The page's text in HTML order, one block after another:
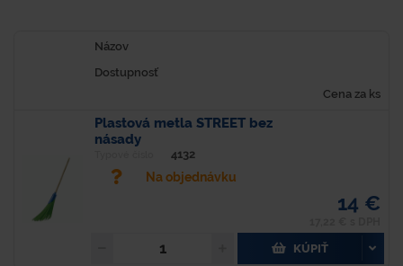
Názov
Dostupnosť
Cena za ks
Plastová metla STREET bez
násady
4132
Na objednávku
14 €
KÚPIŤ